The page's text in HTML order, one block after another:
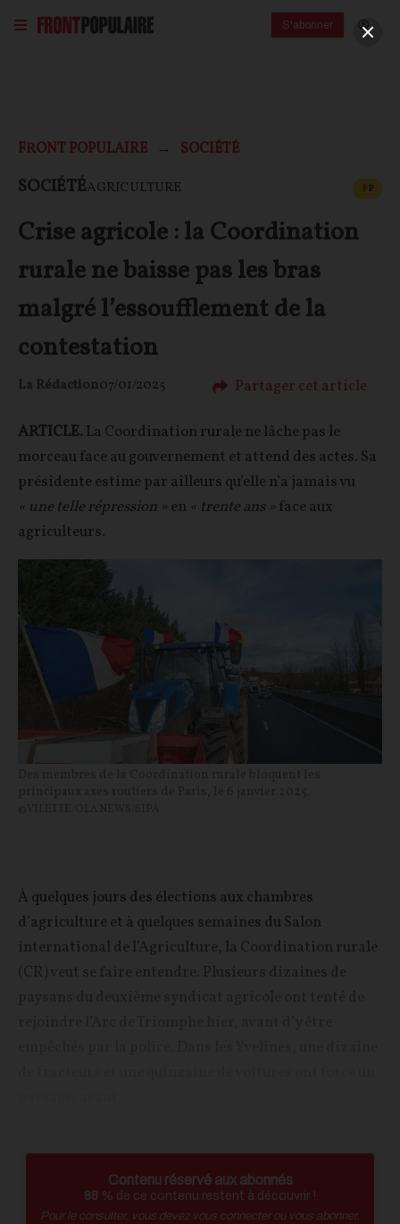
S'abonner
FRONT POPULAIRE SOCIÉTÉ
SOCIÉTÉAGRICULTURE FP
Crise agricole : la Coordination
rurale ne baisse pas les bras
malgré l’essoufflement de la
contestation
La Rédaction07/01/2025 Partager cet article
ARTICLE.La Coordination rurale ne lâche pas le
morceau face au gouvernement et attend des actes. Sa
présidente estime par ailleurs qu’elle n’a jamais vu
« une telle répression »en « trente ans »face aux
agriculteurs.
À quelques jours des élections aux chambres
d’agriculture et à quelques semaines du Salon
international de l’Agriculture, la Coordination rurale
Contenu réservé aux abonnés
88 % de ce contenu restent à découvrir !
Pour le consulter, vous devez vous connecter ou vous abonner.